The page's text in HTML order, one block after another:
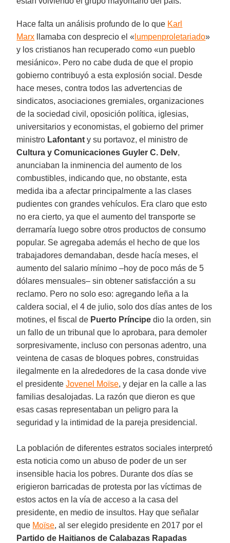
Hace falta un análisis profundo de lo que Karl
Marx llamaba con desprecio el « lumpenproletariado»
y los cristianos han recuperado como «un pueblo
mesiánico». Pero no cabe duda de que el propio
gobierno contribuyó a esta explosión social. Desde
hace meses, contra todos las advertencias de
sindicatos, asociaciones gremiales, organizaciones
de la sociedad civil, oposición política, iglesias,
universitarios y economistas, el gobierno del primer
ministro Lafontant y su portavoz, el ministro de
Cultura y Comunicaciones Guyler C. Delv,
anunciaban la inminencia del aumento de los
combustibles, indicando que, no obstante, esta
medida iba a afectar principalmente a las clases
pudientes con grandes vehículos. Era claro que esto
no era cierto, ya que el aumento del transporte se
derramaría luego sobre otros productos de consumo
popular. Se agregaba además el hecho de que los
trabajadores demandaban, desde hacía meses, el
aumento del salario mínimo –hoy de poco más de 5
dólares mensuales– sin obtener satisfacción a su
reclamo. Pero no solo eso: agregando leña a la
caldera social, el 4 de julio, solo dos días antes de los
motines, el fiscal de Puerto Príncipe dio la orden, sin
un fallo de un tribunal que lo aprobara, para demoler
sorpresivamente, incluso con personas adentro, una
veintena de casas de bloques pobres, construidas
ilegalmente en la alrededores de la casa donde vive
el presidenteJovenel Moïse, y dejar en la calle a las
familias desalojadas. La razón que dieron es que
esas casas representaban un peligro para la
seguridad y la intimidad de la pareja presidencial.
La población de diferentes estratos sociales interpretó
esta noticia como un abuso de poder de un ser
insensible hacia los pobres. Durante dos días se
erigieron barricadas de protesta por las víctimas de
estos actos en la vía de acceso a la casa del
presidente, en medio de insultos. Hay que señalar
que Moïse, al ser elegido presidente en 2017 por el
Partido de Haitianos de Calabazas Rapadas